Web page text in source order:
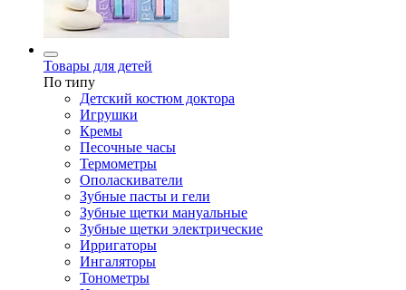
Товары для детей
По типу
Детский костюм доктора
Игрушки
Кремы
Песочные часы
Термометры
Ополаскиватели
Зубные пасты и гели
Зубные щетки мануальные
Зубные щетки электрические
Ирригаторы
Ингаляторы
Тонометры